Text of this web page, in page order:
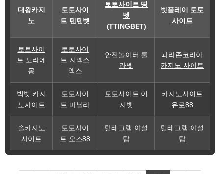
대왕카지
노
토토사이
트 텐텐벳
토토사이트 띵
벳
(TTINGBET)
벳플레이 토토
사이트
토토사이
트 도라에
몽
토토사이
트 지엑스
엑스
안전놀이터 룰
라벳
파라존코리아
카지노 사이트
빅벳 카지
노사이트
토토사이
트 마닐라
토토사이트 이
지벳
카지노사이트
유로88
솔카지노
사이트
토토사이
트 오즈88
텔레그램 야설
탑
텔레그램 야설
탑